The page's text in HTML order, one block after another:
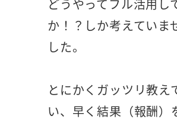
どうやってフル活用し
か！？しか考えていま
した。
とにかくガッツリ教え
い、早く結果（報酬）